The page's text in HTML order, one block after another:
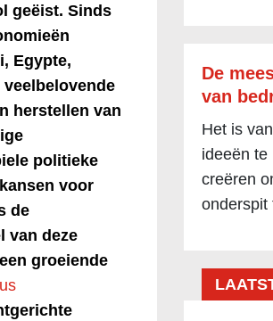
geëist. Sinds
Egypte,
veelbelovende
herstellen van
politieke
voor
de
van deze
groeiende
De
van
Het is
ideeën te
creëren
onderspit